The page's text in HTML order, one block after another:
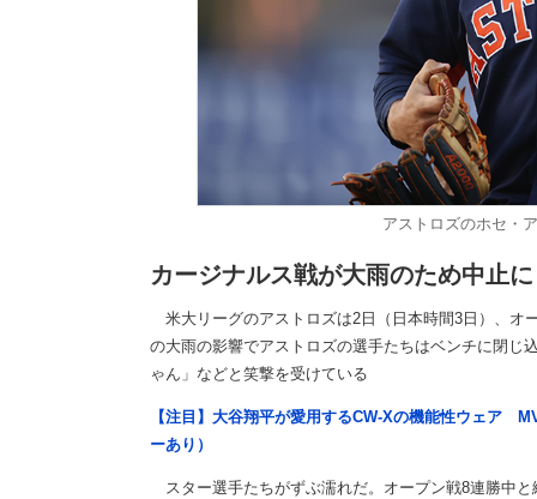
アストロズのホセ・
カージナルス戦が大雨のため中止に
米大リーグのアストロズは2日（日本時間3日）、オ
の大雨の影響でアストロズの選手たちはベンチに閉じ
ゃん」などと笑撃を受けている
【注目】大谷翔平が愛用するCW-Xの機能性ウェア
ーあり）
スター選手たちがずぶ濡れだ。オープン戦8連勝中